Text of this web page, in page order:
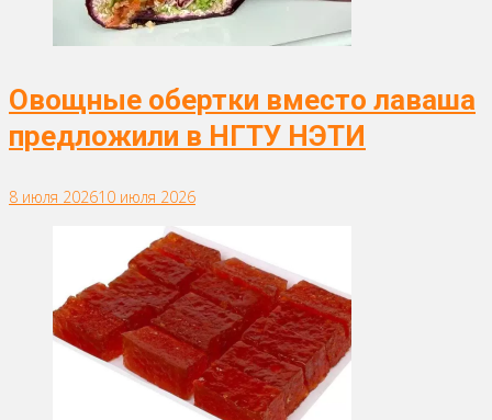
Овощные обертки вместо лаваша
предложили в НГТУ НЭТИ
8 июля 202610 июля 2026